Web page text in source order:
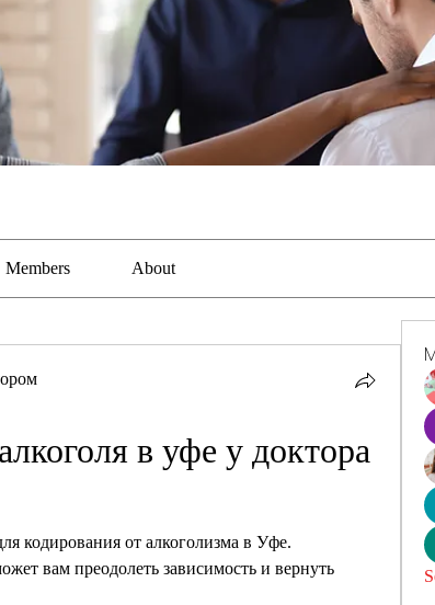
Members About
в уфе у доктора
кодирования от алкоголизма в Уфе.
вам преодолеть зависимость и вернуть